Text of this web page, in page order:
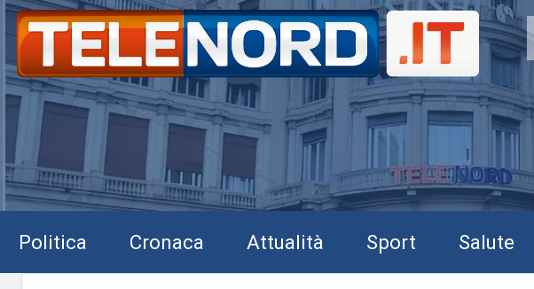
Politica Cronaca Attualità Sport Salute